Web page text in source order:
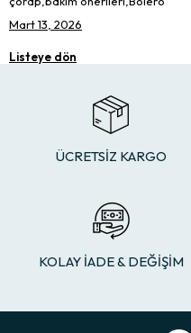
Mart 13, 2026
Listeye dön
ÜCRETSİZ KARGO
KOLAY İADE & DEĞİŞİM